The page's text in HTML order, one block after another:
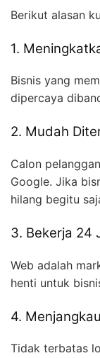
Berikut alasan
1.
Bisnis yang
dipercaya
2. Mudah
Calon
Google. Jika
hilang begitu
3. Bekerja 24
Web adalah
henti untuk
4.
Tidak terbatas